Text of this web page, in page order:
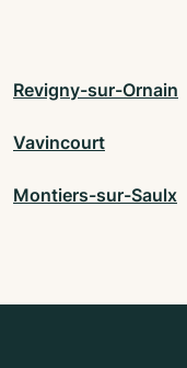
Revigny-sur-Ornain
Vavincourt
Montiers-sur-Saulx